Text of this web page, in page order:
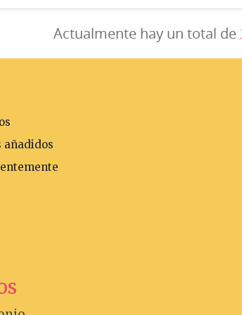
Actualmente hay un total de